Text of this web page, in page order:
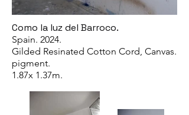
Como la luz del Barroco.
Spain. 2024.
Gilded Resinated Cotton Cord, Canvas.
pigment.
1.87x 1.37m.